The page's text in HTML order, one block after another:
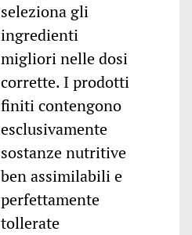
seleziona gli
ingredienti
migliori nelle dosi
corrette. I prodotti
finiti contengono
esclusivamente
sostanze nutritive
ben assimilabili e
perfettamente
tollerate